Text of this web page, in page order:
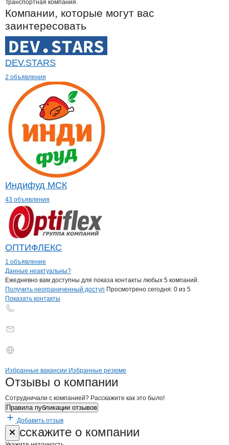
Транспортная компания.
Компании, которые могут вас
заинтересовать
DEV.STARS
2 объявления
Индифуд МСК
43 объявления
ОПТИФЛЕКС
1 объявление
Контактыкомпании
+7(800)000-00-..
Данные неактуальны?
Ежедневно вам доступны для показа контакты любых 5 компаний.
Получить неограниченный доступ Просмотрено сегодня: 0 из 5
Показать контакты
Брендыкомпани Варкада-Амур
Вакансии вВаркада-Амур
Избранные вакансии Избранные резюме
Новости oВаркада-Амур, ООО
Отзывы о компании
Сотрудничали с компанией? Расскажите как это было!
Правила публикации отзывов
Добавить отзыв
Расскажите о компании
Форма обратной связи о неточностях